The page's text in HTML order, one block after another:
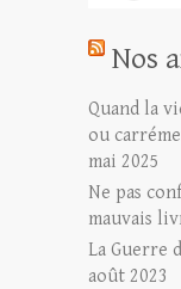
Nos
Quand la
ou
mai 2025
Ne pas
mauvais
La Guerre
août 2023